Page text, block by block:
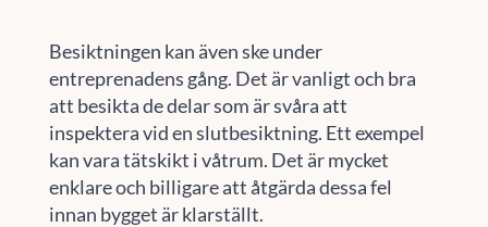
Besiktningen kan även ske under
entreprenadens gång. Det är vanligt och bra
att besikta de delar som är svåra att
inspektera vid en slutbesiktning. Ett exempel
kan vara tätskikt i våtrum. Det är mycket
enklare och billigare att åtgärda dessa fel
innan bygget är klarställt.